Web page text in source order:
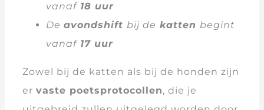
vanaf18 uur
De avondshift bij de katten begint
vanaf17 uur
Zowel bij de katten als bij de honden zijn
er vaste poetsprotocollen, die je